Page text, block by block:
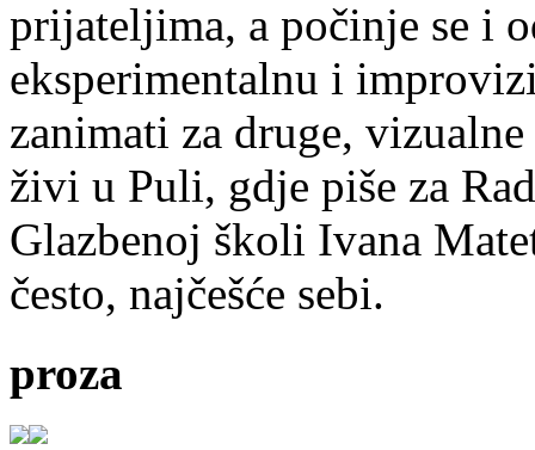
prijateljima, a počinje se i
eksperimentalnu i
zanimati za druge,
živi u Puli, gdje piše za
Glazbenoj školi Ivana
često, najčešće sebi.
proza